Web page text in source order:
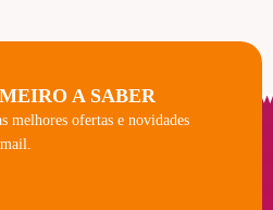
A SABER
melhores ofertas e novidades